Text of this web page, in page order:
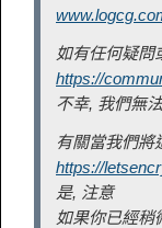
如有任何疑問
https://
不幸, 我們無
有關當我們將
https://
是, 注意
如果你已經稍